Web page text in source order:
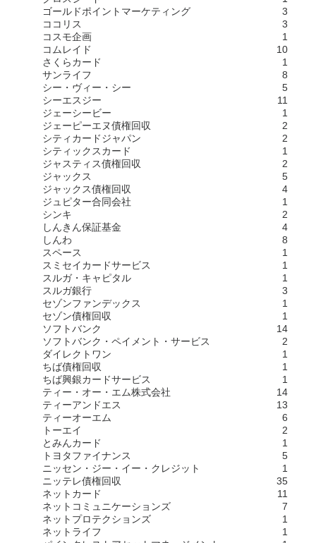
ゴールドポイントマーケティング
3
ココリス
3
コスモ企画
1
コムレイド
10
さくらカード
1
サンライフ
8
シー・ヴィー・シー
5
シーエスジー
11
ジェーシービー
1
ジェーピーエヌ債権回収
2
シティカードジャパン
2
シティックスカード
1
ジャスティス債権回収
2
ジャックス
5
ジャックス債権回収
4
ジュピター合同会社
1
シンキ
2
しんきん保証基金
4
しんわ
8
スペース
1
スミセイカードサービス
1
スルガ・キャピタル
1
スルガ銀行
3
セゾンファンデックス
1
セゾン債権回収
1
ソフトバンク
14
ソフトバンク・ペイメント・サービス
2
ダイレクトワン
1
ちば債権回収
1
ちば興銀カードサービス
1
ティー・オー・エム株式会社
14
ティーアンドエス
13
ティーオーエム
6
トーエイ
2
とみんカード
1
トヨタファイナンス
5
ニッセン・ジー・イー・クレジット
1
ニッテレ債権回収
35
ネットカード
11
ネットコミュニケーションズ
7
ネットプロテクションズ
1
ネットライフ
1